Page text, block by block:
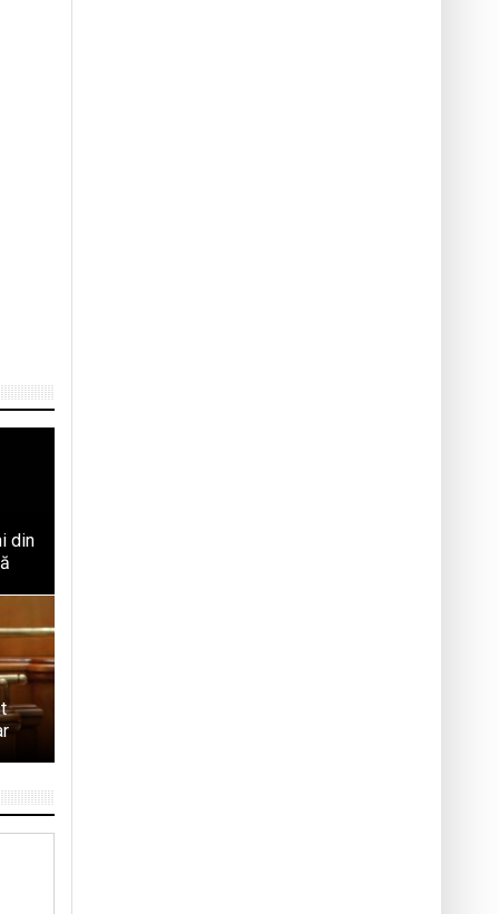
din